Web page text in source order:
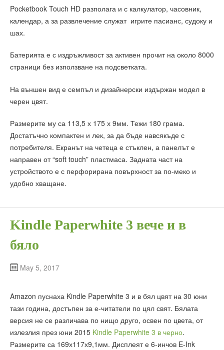
Pocketbook Touch HD разполага и с калкулатор, часовник,
календар, а за развлечение служат игрите пасианс, судоку и
шах.
Батерията е с издръжливост за активен прочит на около 8000
страници без използване на подсветката.
На външен вид е семпъл и дизайнерски издържан модел в
черен цвят.
Размерите му са 113,5 х 175 х 9мм. Тежи 180 грама.
Достатъчно компактен и лек, за да бъде навсякъде с
потребителя. Екранът на четеца е стъклен, а панелът е
направен от “soft touch” пластмаса. Задната част на
устройството е с перфорирана повърхност за по-меко и
удобно хващане.
Kindle Paperwhite 3 вече и в
бяло
May 5, 2017
Amazon пуснаха Kindle Paperwhite 3 и в бял цвят на 30 юни
тази година, достъпен за е-читатели по цял свят. Бялата
версия не се различава по нищо друго, освен по цвета, от
излезлия през юни 2015 Kindle Paperwhite 3 в черно.
Размерите са 169х117х9,1мм. Дисплеят е 6-инчов E-Ink